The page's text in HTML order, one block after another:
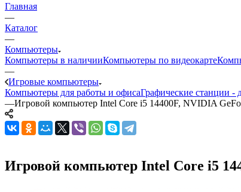
Главная
—
Каталог
—
Компьютеры
Компьютеры в наличииКомпьютеры по видеокарте
—
Игровые компьютеры
Компьютеры для работы и офисаГрафические станции -
—Игровой компьютер Intel Core i5 14400F, NVIDIA
Игровой компьютер Intel Core i5